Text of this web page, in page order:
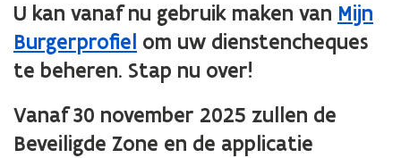
U kan vanaf nu gebruik maken van Mijn
Burgerprofiel om uw dienstencheques
te beheren. Stap nu over!
Vanaf 30 november 2025 zullen de
Beveiligde Zone en de applicatie